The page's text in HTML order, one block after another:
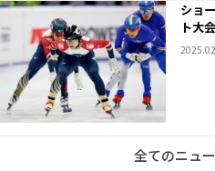
ショ
ト大会
全てのニュ